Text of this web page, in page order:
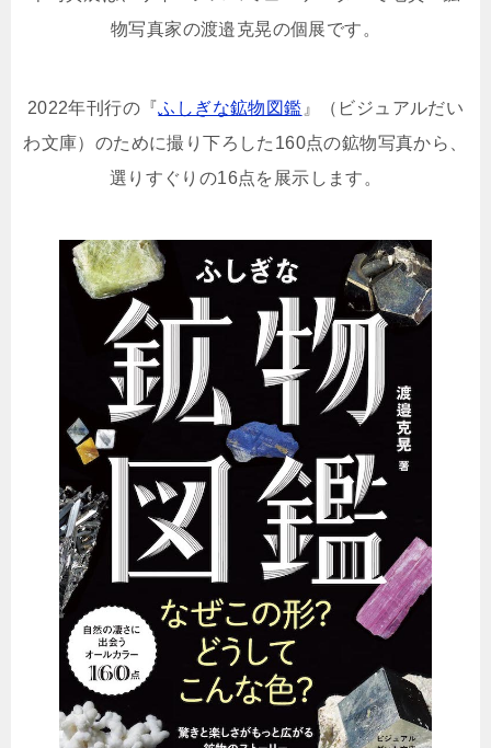
物写真家の渡邉克晃の個展です。
2022年刊行の『ふしぎな鉱物図鑑 』（ビジュアルだい
わ文庫）のために撮り下ろした160点の鉱物写真から、
選りすぐりの16点を展示します。